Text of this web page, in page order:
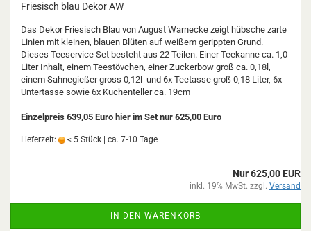
Friesisch blau Dekor AW
Das Dekor Friesisch Blau von August Warnecke zeigt hübsche zarte
Linien mit kleinen, blauen Blüten auf weißem gerippten Grund.
Dieses Teeservice Set besteht aus 22 Teilen. Einer Teekanne ca. 1,0
Liter Inhalt, einem Teestövchen, einer Zuckerbow groß ca. 0,18l,
einem Sahnegießer gross 0,12l und 6x Teetasse groß 0,18 Liter, 6x
Untertasse sowie 6x Kuchenteller ca. 19cm
Einzelpreis 639,05 Euro hier im Set nur 625,00 Euro
Lieferzeit: < 5 Stück | ca. 7-10 Tage
Nur 625,00 EUR
inkl. 19% MwSt. zzgl. Versand
IN DEN WARENKORB